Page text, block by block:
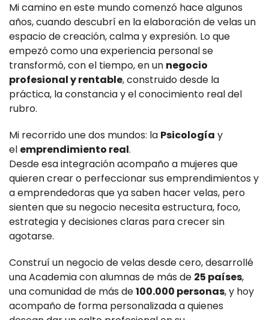
Mi camino en este mundo comenzó hace algunos
años, cuando descubrí en la elaboración de velas un
espacio de creación, calma y expresión. Lo que
empezó como una experiencia personal se
transformó, con el tiempo, en un negocio
profesional y rentable, construido desde la
práctica, la constancia y el conocimiento real del
rubro.
Mi recorrido une dos mundos: la Psicología y
el emprendimiento real.
Desde esa integración acompaño a mujeres que
quieren crear o perfeccionar sus emprendimientos y
a emprendedoras que ya saben hacer velas, pero
sienten que su negocio necesita estructura, foco,
estrategia y decisiones claras para crecer sin
agotarse.
Construí un negocio de velas desde cero, desarrollé
una Academia con alumnas de más de 25 países,
una comunidad de más de100.000 personas, y hoy
acompaño de forma personalizada a quienes